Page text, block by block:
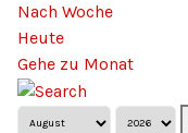
Nach Woche
Heute
Gehe zu Monat